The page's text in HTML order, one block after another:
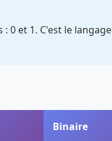
0 et 1. C'est le
Binaire